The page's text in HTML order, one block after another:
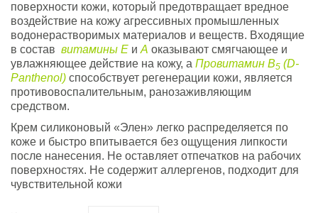
поверхности кожи, который предотвращает вредное
воздействие на кожу агрессивных промышленных
водонерастворимых материалов и веществ. Входящие
в состав витамины Е и А оказывают смягчающее и
увлажняющее действие на кожу, а Провитамин В5 (D-
Panthenol) способствует регенерации кожи, является
противовоспалительным, ранозаживляющим
средством.
Крем силиконовый «Элен» легко распределяется по
коже и быстро впитывается без ощущения липкости
после нанесения. Не оставляет отпечатков на рабочих
поверхностях. Не содержит аллергенов, подходит для
чувствительной кожи